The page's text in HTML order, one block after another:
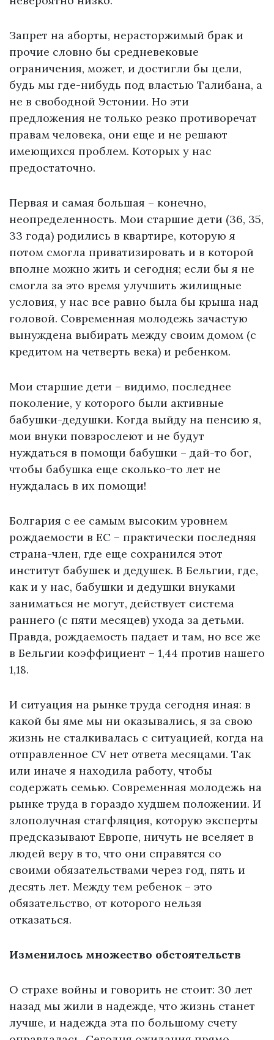
Запрет на аборты, нерасторжимый брак и
прочие словно бы средневековые
ограничения, может, и достигли бы цели,
будь мы где-нибудь под властью Талибана, а
не в свободной Эстонии. Но эти
предложения не только резко противоречат
правам человека, они еще и не решают
имеющихся проблем. Которых у нас
предостаточно.
Первая и самая большая – конечно,
неопределенность. Мои старшие дети (36, 35,
33 года) родились в квартире, которую я
потом смогла приватизировать и в которой
вполне можно жить и сегодня; если бы я не
смогла за это время улучшить жилищные
условия, у нас все равно была бы крыша над
головой. Современная молодежь зачастую
вынуждена выбирать между своим домом (с
кредитом на четверть века) и ребенком.
Мои старшие дети – видимо, последнее
поколение, у которого были активные
бабушки-дедушки. Когда выйду на пенсию я,
мои внуки повзрослеют и не будут
нуждаться в помощи бабушки – дай-то бог,
чтобы бабушка еще сколько-то лет не
нуждалась в их помощи!
Болгария с ее самым высоким уровнем
рождаемости в ЕС – практически последняя
страна-член, где еще сохранился этот
институт бабушек и дедушек. В Бельгии, где,
как и у нас, бабушки и дедушки внуками
заниматься не могут, действует система
раннего (с пяти месяцев) ухода за детьми.
Правда, рождаемость падает и там, но все же
в Бельгии коэффициент – 1,44 против нашего
1,18.
И ситуация на рынке труда сегодня иная: в
какой бы яме мы ни оказывались, я за свою
жизнь не сталкивалась с ситуацией, когда на
отправленное CV нет ответа месяцами. Так
или иначе я находила работу, чтобы
содержать семью. Современная молодежь на
рынке труда в гораздо худшем положении. И
злополучная стагфляция, которую эксперты
предсказывают Европе, ничуть не вселяет в
людей веру в то, что они справятся со
своими обязательствами через год, пять и
десять лет. Между тем ребенок – это
обязательство, от которого нельзя
отказаться.
Изменилось множество обстоятельств
О страхе войны и говорить не стоит: 30 лет
назад мы жили в надежде, что жизнь станет
лучше, и надежда эта по большому счету